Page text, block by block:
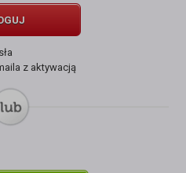
z aktywacją